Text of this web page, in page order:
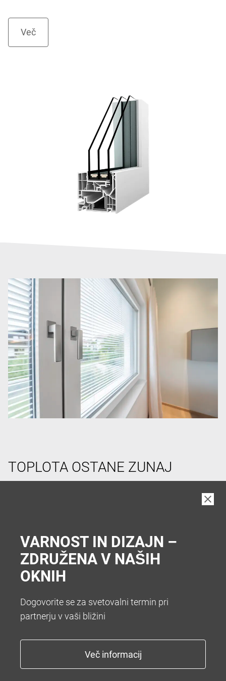
TOPLOTA OSTANE ZUNAJ
prostor v hiši. Da vam zato ni treba hoditi v klet vam
zatemnitev z roletami ali optimalno zatemnitev z
zunanjimi žaluzijami.
KONEC Z NADLEŽNIM
VARNOST IN DIZAJN –
ZDRUŽENA V NAŠIH
OKNIH
Dogovorite se za svetovalni termin pri
partnerju v vaši bližini